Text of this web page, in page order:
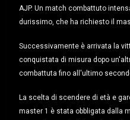
AJP. Un match combattuto
durissimo, che ha richiesto il
Successivamente è arrivata la
conquistata di misura dopo
combattuta fino all'ultimo
La scelta di scendere di età e
master 1 è stata obbligata dalla